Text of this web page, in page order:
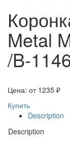
Metal
/B-
Цена: от 1235 ₽
Купить
Description
Description